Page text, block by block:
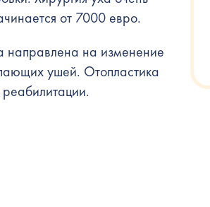
от 7000 евро.
направлена на изменение
ушей. Отопластика